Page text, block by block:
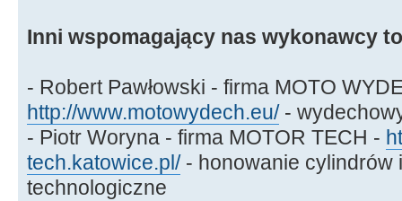
Inni wspomagający nas wykonawcy
- Robert Pawłowski - firma MOTO
http://www.motowydech.eu/-
- Piotr Woryna - firma MOTOR TECH -
tech.katowice.pl/- honowanie cylindrów
technologiczne